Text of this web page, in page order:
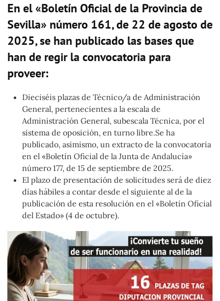
En el «Boletín Oficial de la Provincia de
Sevilla» número 161, de 22 de agosto de
2025, se han publicado las bases que
han de regir la convocatoria para
proveer:
Dieciséis plazas de Técnico/a de Administración
General, pertenecientes a la escala de
Administración General, subescala Técnica, por el
sistema de oposición, en turno libre.Se ha
publicado, asimismo, un extracto de la convocatoria
en el «Boletín Oficial de la Junta de Andalucía»
número 177, de 15 de septiembre de 2025.
El plazo de presentación de solicitudes será de diez
días hábiles a contar desde el siguiente al de la
publicación de esta resolución en el «Boletín Oficial
del Estado» (4 de octubre).